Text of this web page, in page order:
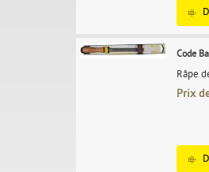
Code
Râpe
Prix